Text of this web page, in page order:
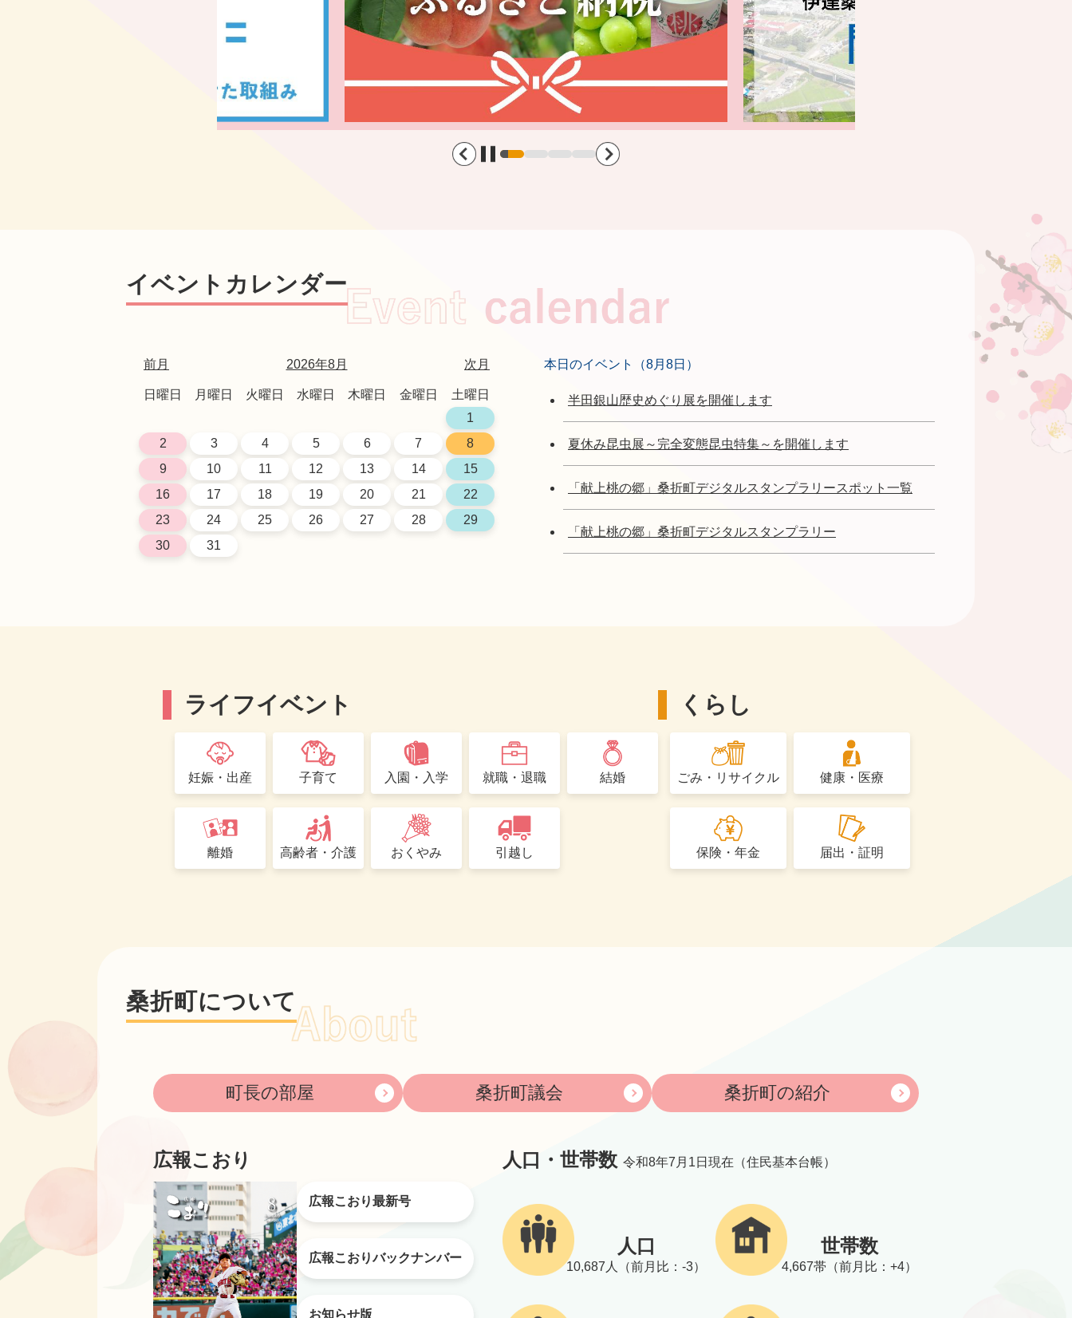
イベントカレンダー
前月 2026年8月 次月
日曜日 月曜日 火曜日 水曜日 木曜日 金曜日
土曜日
1
2
3 4 5 6 7
8
9
10 11 12 13 14
15
16
17 18 19 20 21
22
23
24 25 26 27 28
29
30
31
本日のイベント（8月8日）
半田銀山歴史めぐり展を開催します
夏休み昆虫展～完全変態昆虫特集～を開催します
「献上桃の郷」桑折町デジタルスタンプラリースポット一覧
「献上桃の郷」桑折町デジタルスタンプラリー
ライフイベント
妊娠・出産 子育て 入園・入学 就職・退職 結婚
離婚 高齢者・介護 おくやみ 引越し
くらし
ごみ・リサイクル 健康・医療
保険・年金 届出・証明
桑折町について
町長の部屋 桑折町議会 桑折町の紹介
広報こおり
広報こおり最新号
広報こおりバックナンバー
お知らせ版
人口・世帯数 令和8年7月1日現在（住民基本台帳）
人口
10,687人（前月比：-3）
世帯数
4,667帯（前月比：+4）